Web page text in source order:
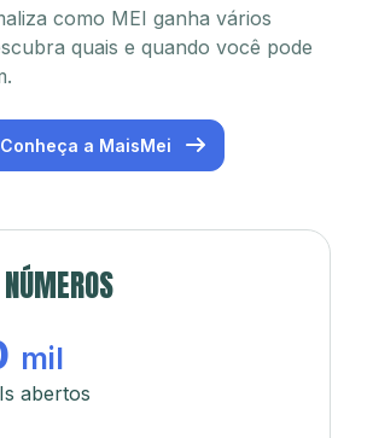
como MEI ganha vários
quais e quando você pode
Conheça a MaisMei
mil
abertos